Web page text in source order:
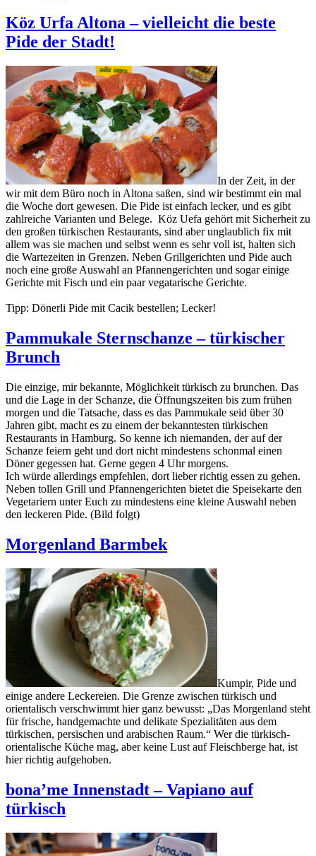
Köz Urfa Altona – vielleicht die beste
Pide der Stadt!
In der Zeit, in der
wir mit dem Büro noch in Altona saßen, sind wir bestimmt ein mal
die Woche dort gewesen. Die Pide ist einfach lecker, und es gibt
zahlreiche Varianten und Belege. Köz Uefa gehört mit Sicherheit zu
den großen türkischen Restaurants, sind aber unglaublich fix mit
allem was sie machen und selbst wenn es sehr voll ist, halten sich
die Wartezeiten in Grenzen. Neben Grillgerichten und Pide auch
noch eine große Auswahl an Pfannengerichten und sogar einige
Gerichte mit Fisch und ein paar vegatarische Gerichte.
Tipp: Dönerli Pide mit Cacik bestellen; Lecker!
Pammukale Sternschanze – türkischer
Brunch
Die einzige, mir bekannte, Möglichkeit türkisch zu brunchen. Das
und die Lage in der Schanze, die Öffnungszeiten bis zum frühen
morgen und die Tatsache, dass es das Pammukale seid über 30
Jahren gibt, macht es zu einem der bekanntesten türkischen
Restaurants in Hamburg. So kenne ich niemanden, der auf der
Schanze feiern geht und dort nicht mindestens schonmal einen
Döner gegessen hat. Gerne gegen 4 Uhr morgens.
Ich würde allerdings empfehlen, dort lieber richtig essen zu gehen.
Neben tollen Grill und Pfannengerichten bietet die Speisekarte den
Vegetariern unter Euch zu mindestens eine kleine Auswahl neben
den leckeren Pide. (Bild folgt)
Morgenland Barmbek
Kumpir, Pide und
einige andere Leckereien. Die Grenze zwischen türkisch und
orientalisch verschwimmt hier ganz bewusst: „Das Morgenland steht
für frische, handgemachte und delikate Spezialitäten aus dem
türkischen, persischen und arabischen Raum.“ Wer die türkisch-
orientalische Küche mag, aber keine Lust auf Fleischberge hat, ist
hier richtig aufgehoben.
bona’me Innenstadt – Vapiano auf
türkisch